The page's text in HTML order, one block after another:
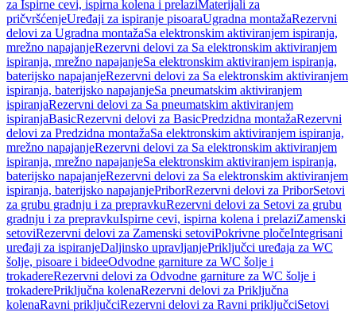
za Ispirne cevi, ispirna kolena i prelaziMaterijali za
pričvršćenjeUređaji za ispiranje pisoaraUgradna montažaRezervni
delovi za Ugradna montažaSa elektronskim aktiviranjem ispiranja,
mrežno napajanjeRezervni delovi za Sa elektronskim aktiviranjem
ispiranja, mrežno napajanjeSa elektronskim aktiviranjem ispiranja,
baterijsko napajanjeRezervni delovi za Sa elektronskim aktiviranjem
ispiranja, baterijsko napajanjeSa pneumatskim aktiviranjem
ispiranjaRezervni delovi za Sa pneumatskim aktiviranjem
ispiranjaBasicRezervni delovi za BasicPredzidna montažaRezervni
delovi za Predzidna montažaSa elektronskim aktiviranjem ispiranja,
mrežno napajanjeRezervni delovi za Sa elektronskim aktiviranjem
ispiranja, mrežno napajanjeSa elektronskim aktiviranjem ispiranja,
baterijsko napajanjeRezervni delovi za Sa elektronskim aktiviranjem
ispiranja, baterijsko napajanjePriborRezervni delovi za PriborSetovi
za grubu gradnju i za prepravkuRezervni delovi za Setovi za grubu
gradnju i za prepravkuIspirne cevi, ispirna kolena i prelaziZamenski
setoviRezervni delovi za Zamenski setoviPokrivne pločeIntegrisani
uređaji za ispiranjeDaljinsko upravljanjePriključci uređaja za WC
šolje, pisoare i bideeOdvodne garniture za WC šolje i
trokadereRezervni delovi za Odvodne garniture za WC šolje i
trokaderePriključna kolenaRezervni delovi za Priključna
kolenaRavni priključciRezervni delovi za Ravni priključciSetovi